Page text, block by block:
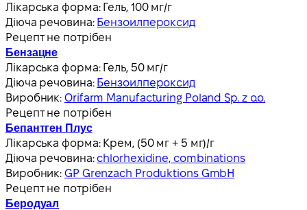
Лікарська форма: Гель, 100 мг/г
Діюча речовина: Бензоилпероксид
Рецепт не потрібен
Бензацне
Лікарська форма: Гель, 50 мг/г
Діюча речовина: Бензоилпероксид
Виробник:Orifarm Manufacturing Poland Sp. z o.o.
Рецепт не потрібен
Бепантген Плус
Лікарська форма: Крем, (50 мг + 5 мг)/г
Діюча речовина: chlorhexidine, combinations
Виробник:GP Grenzach Produktions GmbH
Рецепт не потрібен
Беродуал